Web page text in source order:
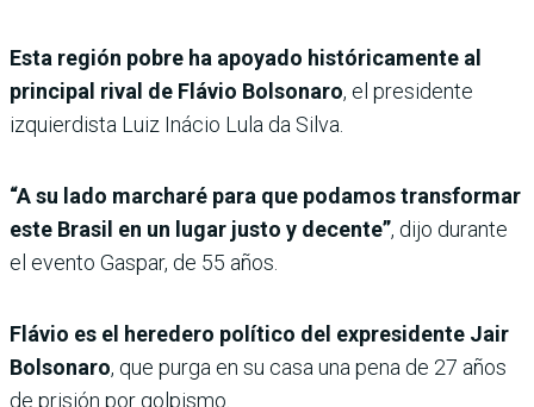
Esta región pobre ha apoyado históricamente al
principal rival de Flávio Bolsonaro, el presidente
izquierdista Luiz Inácio Lula da Silva.
“A su lado marcharé para que podamos transformar
este Brasil en un lugar justo y decente”, dijo durante
el evento Gaspar, de 55 años.
Flávio es el heredero político del expresidente Jair
Bolsonaro, que purga en su casa una pena de 27 años
de prisión por golpismo.